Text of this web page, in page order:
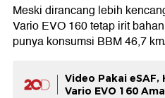
Meski dirancang lebih
Vario EVO 160 tetap irit
punya konsumsi BBM 46,7
Video Pakai eSAF,
Vario EVO 160